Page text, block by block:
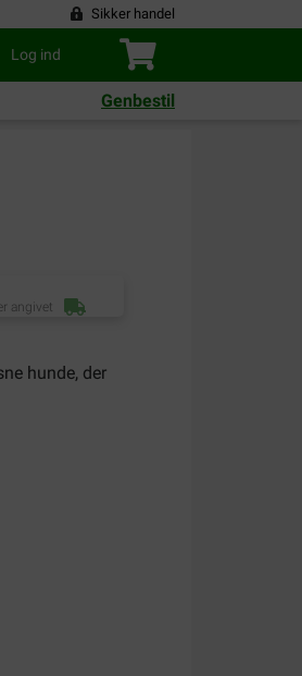
Sikker handel
Log ind
Genbestil
angivet
hunde, der